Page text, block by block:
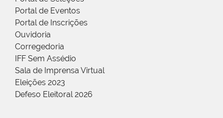
Portal de Eventos
Portal de Inscrições
Ouvidoria
Corregedoria
IFF Sem Assédio
Sala de Imprensa Virtual
Eleições 2023
Defeso Eleitoral 2026